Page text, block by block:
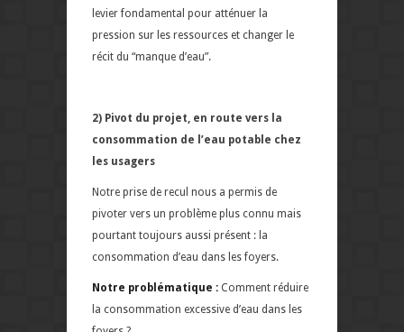
levier fondamental pour atténuer la
pression sur les ressources et changer le
récit du “manque d’eau”.
2) Pivot du projet, en route vers la
consommation de l’eau potable chez
les usagers
Notre prise de recul nous a permis de
pivoter vers un problème plus connu mais
pourtant toujours aussi présent : la
consommation d’eau dans les foyers.
Notre problématique : Comment réduire
la consommation excessive d’eau dans les